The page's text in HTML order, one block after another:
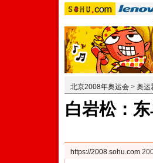
北京2008年奥运会 > 奥运
白岩松：
https://2008.sohu.com